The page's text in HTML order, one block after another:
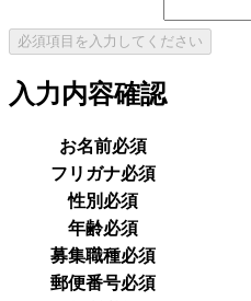
入力内容確認
お名前必須
フリガナ必須
性別 必須
年齢必須
募集職種必須
郵便番号必須